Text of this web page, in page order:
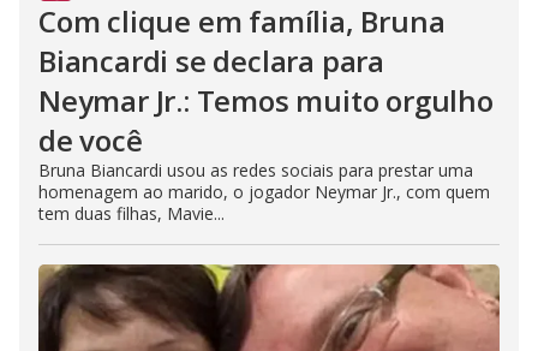
Com clique em família, Bruna
Biancardi se declara para
Neymar Jr.: Temos muito orgulho
de você
Bruna Biancardi usou as redes sociais para prestar uma
homenagem ao marido, o jogador Neymar Jr., com quem
tem duas filhas, Mavie...